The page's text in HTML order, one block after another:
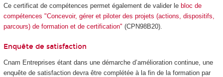
Ce certificat de compétences permet également de valider le bloc de
compétences "Concevoir, gérer et piloter des projets (actions, dispositifs,
parcours) de formation et de certification" (CPN98B20).
Enquête de satisfaction
Cnam Entreprises étant dans une démarche d’amélioration continue, une
enquête de satisfaction devra être complétée à la fin de la formation par